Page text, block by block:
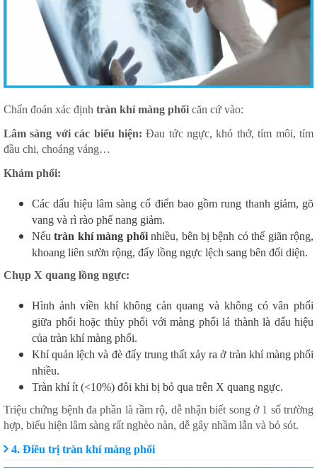
Chẩn đoán xác định tràn khí màng phổi căn cứ vào:
Lâm sàng với các biểu hiện: Đau tức ngực, khó thở, tím môi, tím
đầu chi, choáng váng…
Khám phổi:
Các dấu hiệu lâm sàng cổ điển bao gồm rung thanh giảm, gõ
vang và rì rào phế nang giảm.
Nếutràn khí màng phổinhiều, bên bị bệnh có thể giãn rộng,
khoang liên sườn rộng, đẩy lồng ngực lệch sang bên đối diện.
Chụp X quang lồng ngực:
Hình ảnh viền khí không cản quang và không có vân phổi
giữa phổi hoặc thùy phổi với màng phổi lá thành là dấu hiệu
của tràn khí màng phổi.
Khí quản lệch và đè đẩy trung thất xảy ra ở tràn khí màng phổi
nhiều.
Tràn khí ít (<10%) đôi khi bị bỏ qua trên X quang ngực.
Triệu chứng bệnh đa phần là rầm rộ, dễ nhận biết song ở 1 số trường
hợp, biểu hiện lâm sàng rất nghèo nàn, dễ gây nhầm lẫn và bỏ sót.
4. Điều trị tràn khí màng phổi